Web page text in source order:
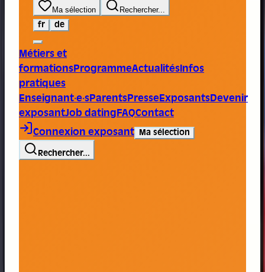
Ma sélection Rechercher...
fr de
Métiers et
formationsProgrammeActualités Infos
pratiques
Enseignant·e·sParentsPresseExposantsDevenir
exposantJob dating FAQContact
Connexion exposant
Ma sélection
Rechercher...